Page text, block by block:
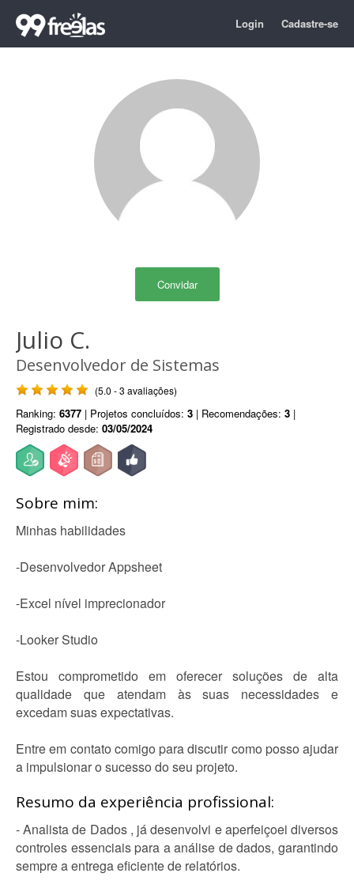
Login Cadastre-se
Convidar
Julio C.
Desenvolvedor de Sistemas
(5.0 - 3 avaliações)
Ranking: 6377 | Projetos concluídos: 3 | Recomendações: 3 |
Registrado desde: 03/05/2024
Sobre mim:
Minhas habilidades
-Desenvolvedor Appsheet
-Excel nível imprecionador
-Looker Studio
Estou comprometido em oferecer soluções de alta
qualidade que atendam às suas necessidades e
excedam suas expectativas.
Entre em contato comigo para discutir como posso ajudar
a impulsionar o sucesso do seu projeto.
Resumo da experiência profissional:
- Analista de Dados , já desenvolvi e aperfeiçoei diversos
controles essenciais para a análise de dados, garantindo
sempre a entrega eficiente de relatórios.